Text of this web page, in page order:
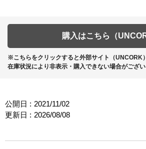
購入はこちら（
※こちらをクリックすると外部サイト（UNCORK
在庫状況により非表示・購入できない場合がござい
公開日 : 2021/11/02
更新日 : 2026/08/08